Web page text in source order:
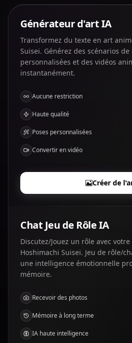
Générateur d'art IA
Transformez du texte en art
Suisei. Générez des scénarios
personnalisées et des vidéos
instantanément.
Aucune restriction
Haute qualité
Poses personnalisées
Convertir en vidéo
Créer de
Chat Jeu de Rôle IA
Discutez/Jouez un rôle avec
Hoshimachi Suisei. Jeu de rôle/
une intelligence émotionnelle
mémoire.
Recevoir des photos
Mémoire à long terme
IA haute intelligence